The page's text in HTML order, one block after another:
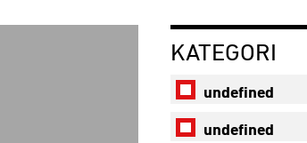
KATEGORI
undefined
undefined